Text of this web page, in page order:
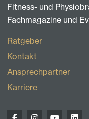
Fitness- und
Fachmagazine und
Ratgeber
Kontakt
Ansprechpartner
Karriere